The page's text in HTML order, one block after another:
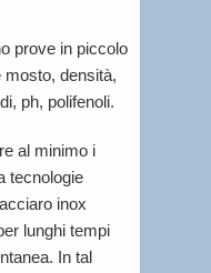
prove in piccolo
mosto, densità,
ph, polifenoli.
al minimo i
tecnologie
inox
lunghi tempi
In tal